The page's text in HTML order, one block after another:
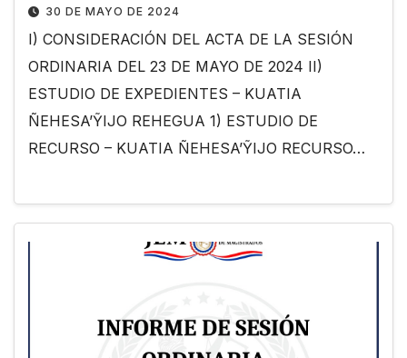
30 DE MAYO DE 2024
I) CONSIDERACIÓN DEL ACTA DE LA SESIÓN
ORDINARIA DEL 23 DE MAYO DE 2024 II)
ESTUDIO DE EXPEDIENTES – KUATIA
ÑEHESA’ỸIJO REHEGUA 1) ESTUDIO DE
RECURSO – KUATIA ÑEHESA’ỸIJO RECURSO…